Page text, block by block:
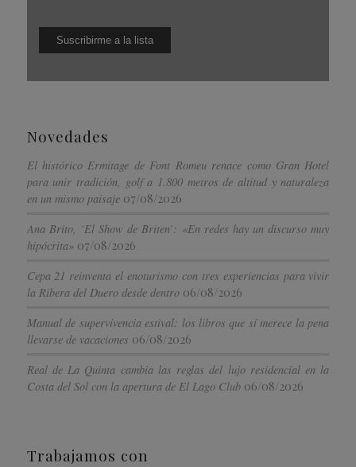
Novedades
El histórico Ermitage de Font Romeu renace como Gran Hotel
para unir tradición, golf a 1.800 metros de altitud y naturaleza
en un mismo paisaje 07/08/2026
Ana Brito, ‘El Show de Briten’: «En redes hay un discurso muy
hipócrita» 07/08/2026
Cepa 21 reinventa el enoturismo con tres experiencias para vivir
la Ribera del Duero desde dentro 06/08/2026
Manual de supervivencia estival: los libros que sí merece la pena
llevarse de vacaciones 06/08/2026
Real de La Quinta cambia las reglas del lujo residencial en la
Costa del Sol con la apertura de El Lago Club 06/08/2026
Trabajamos con